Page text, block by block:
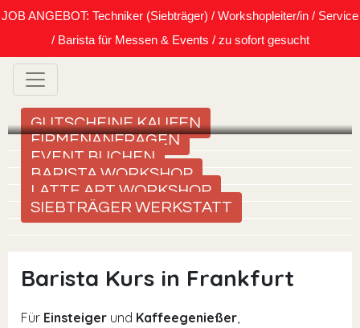
JOB ANGEBOT: Techniker (Siebträger) / Workshopleiter/in / Service
/ Barista für Messen & Events / zu sofort gesucht
GUTSCHEINE KAUFEN
FIRMENANFRAGEN
EVENT BUCHEN
BARISTA WORKSHOP
LATTE ART WORKSHOP
SIEBTRÄGER WERKSTATT
Barista Kurs in Frankfurt
Für Einsteiger und Kaffeegenießer,